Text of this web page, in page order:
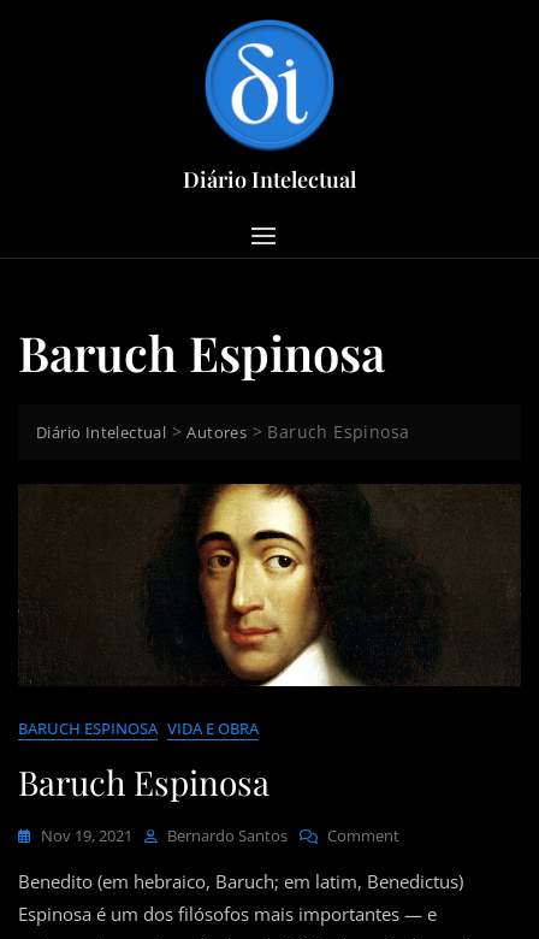
Diário Intelectual
Baruch Espinosa
Diário Intelectual >Autores > Baruch Espinosa
BARUCH ESPINOSA VIDA E OBRA
Baruch Espinosa
Nov 19, 2021 Bernardo Santos CommentOn
Espinosa
Benedito (em hebraico, Baruch; em latim, Benedictus)
Espinosa é um dos filósofos mais importantes — e